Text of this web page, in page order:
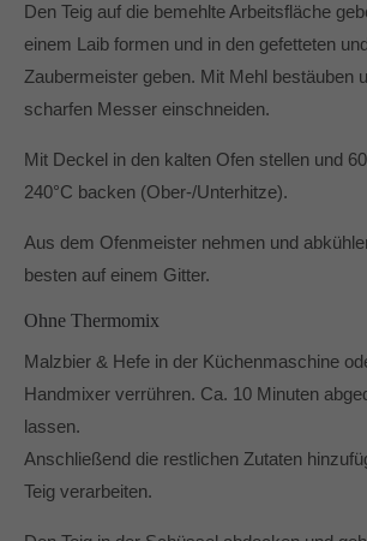
Den Teig auf die bemehlte Arbeitsfläche
einem Laib formen und in den gefetteten
Zaubermeister geben. Mit Mehl bestäuben
scharfen Messer einschneiden.
Mit Deckel in den kalten Ofen stellen und
240°C backen (Ober-/Unterhitze).
Aus dem Ofenmeister nehmen und
besten auf einem Gitter.
Ohne Thermomix
Malzbier & Hefe in der Küchenmaschine
Handmixer verrühren. Ca. 10 Minuten
lassen.
Anschließend die restlichen Zutaten
Teig verarbeiten.